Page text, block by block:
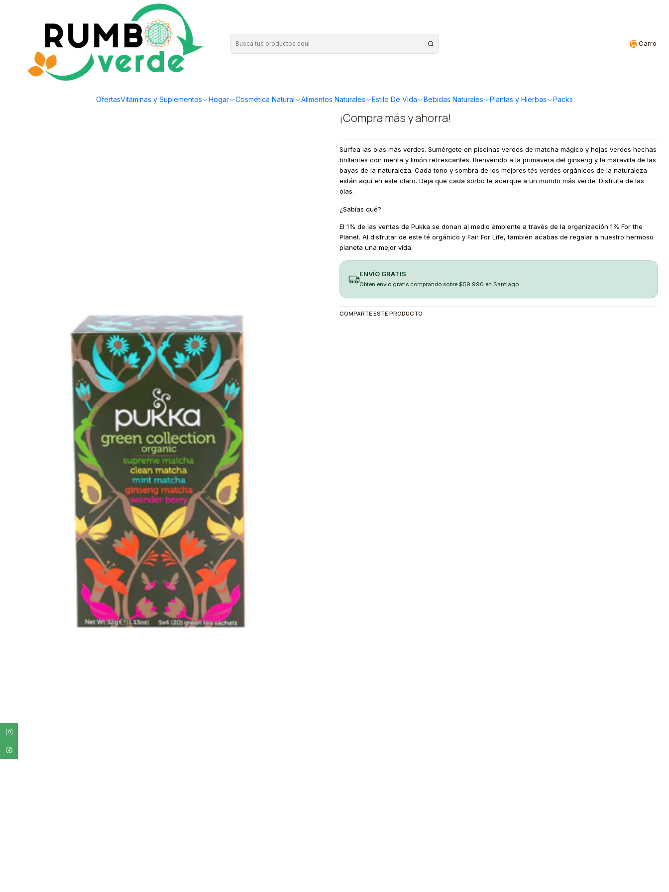
Carro
OfertasVitaminas y Suplementos Hogar Cosmética Natural Alimentos Naturales Estilo De Vida Bebidas Naturales Plantas y Hierbas Packs
Envío gratis por compras sobre los 59.990 en la provincia de Santiago
Bebidas Naturales Té, Café y Mate GREEN COLLECTION 20 bolsitas PUKKA
PUKKA
¡Compra más y ahorra!
Surfea las olas más verdes. Sumérgete en piscinas verdes de matcha mágico y hojas verdes hechas
brillantes con menta y limón refrescantes. Bienvenido a la primavera del ginseng y la maravilla de las
bayas de la naturaleza. Cada tono y sombra de los mejores tés verdes orgánicos de la naturaleza
están aquí en este claro. Deja que cada sorbo te acerque a un mundo más verde. Disfruta de las
olas.
¿Sabías qué?
El 1% de las ventas de Pukka se donan al medio ambiente a través de la organización 1% For the
Planet. Al disfrutar de este té orgánico y Fair For Life, también acabas de regalar a nuestro hermoso
planeta una mejor vida.
ENVÍO GRATIS
Obten envio gratis comprando sobre $59.990 en Santiago
COMPARTE ESTE PRODUCTO